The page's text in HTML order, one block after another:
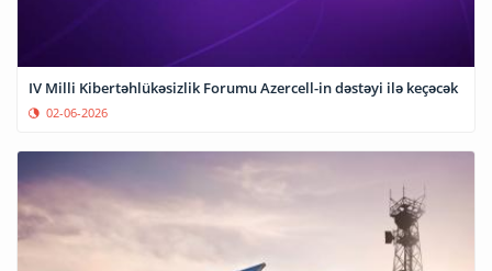
IV Milli Kibertəhlükəsizlik Forumu Azercell-in dəstəyi ilə keçəcək
02-06-2026